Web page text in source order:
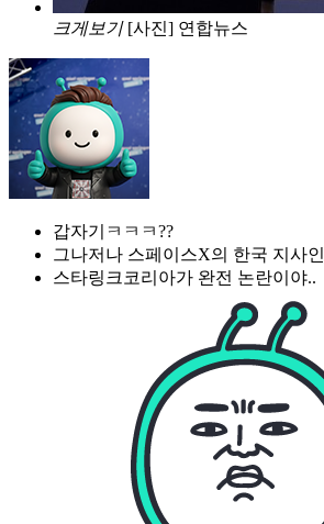
크게보기 [사진] 연합뉴스
갑자기ㅋㅋㅋ??
그나저나 스페이스X의 한국 지사인
스타링크코리아가 완전 논란이야..